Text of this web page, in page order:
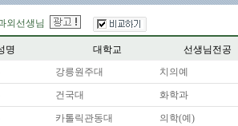
외선생님
명 대학교 선생님전공
강릉원주대 치의예
건국대 화학과
카톨릭관동대 의학(예)